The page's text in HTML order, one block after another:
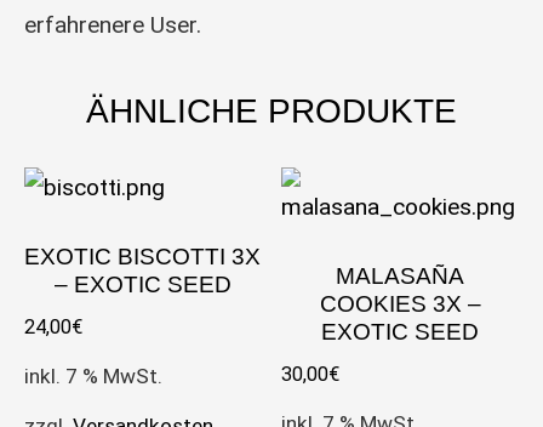
erfahrenere User.
ÄHNLICHE PRODUKTE
EXOTIC BISCOTTI 3X
– EXOTIC SEED
24,00€
inkl. 7 % MwSt.
MALASAÑA
COOKIES 3X –
EXOTIC SEED
30,00€